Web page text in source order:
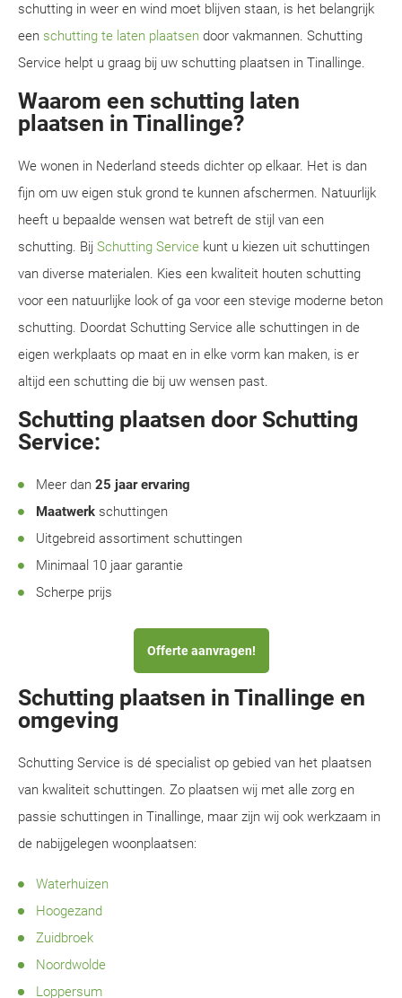
schutting in weer en wind moet blijven staan, is het belangrijk
een schutting te laten plaatsen door vakmannen. Schutting
Service helpt u graag bij uw schutting plaatsen in Tinallinge.
Waarom een schutting laten
plaatsen in Tinallinge?
We wonen in Nederland steeds dichter op elkaar. Het is dan
fijn om uw eigen stuk grond te kunnen afschermen. Natuurlijk
heeft u bepaalde wensen wat betreft de stijl van een
schutting. Bij Schutting Service kunt u kiezen uit schuttingen
van diverse materialen. Kies een kwaliteit houten schutting
voor een natuurlijke look of ga voor een stevige moderne beton
schutting. Doordat Schutting Service alle schuttingen in de
eigen werkplaats op maat en in elke vorm kan maken, is er
altijd een schutting die bij uw wensen past.
Schutting plaatsen door Schutting
Service:
Meer dan 25 jaar ervaring
Maatwerk schuttingen
Uitgebreid assortiment schuttingen
Minimaal 10 jaar garantie
Scherpe prijs
Offerte aanvragen!
Schutting plaatsen in Tinallinge en
omgeving
Schutting Service is dé specialist op gebied van het plaatsen
van kwaliteit schuttingen. Zo plaatsen wij met alle zorg en
passie schuttingen in Tinallinge, maar zijn wij ook werkzaam in
de nabijgelegen woonplaatsen:
Waterhuizen
Hoogezand
Zuidbroek
Noordwolde
Loppersum